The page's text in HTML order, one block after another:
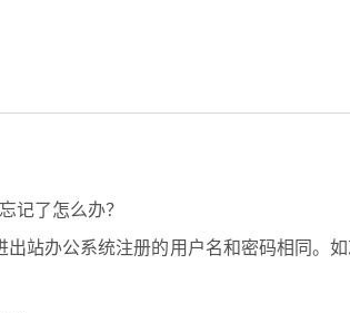
记了怎么办？
站办公系统注册的用户名和密码相同。